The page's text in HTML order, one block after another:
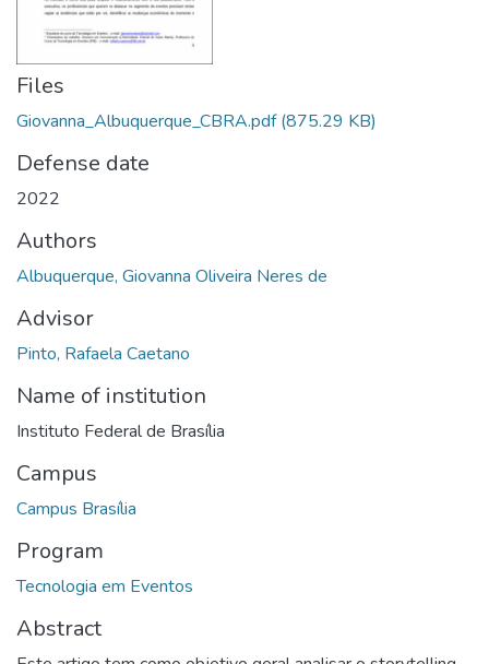
Files
Giovanna_Albuquerque_CBRA.pdf(875.29 KB)
Defense date
2022
Authors
Albuquerque, Giovanna Oliveira Neres de
Advisor
Pinto, Rafaela Caetano
Name of institution
Instituto Federal de Brasília
Campus
Campus Brasília
Program
Tecnologia em Eventos
Abstract